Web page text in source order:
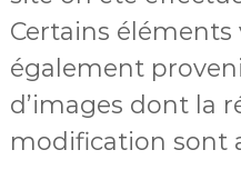
Certains
également
d’images dont la
modification sont